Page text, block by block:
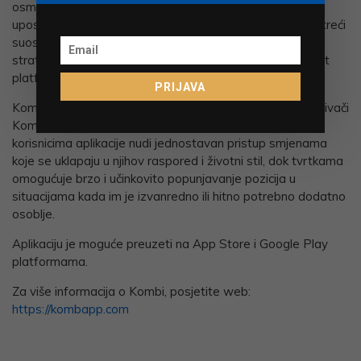
osmislili aplikaciju koja odgovara na te potrebe i
upostavljena je čvrsta poslovna strategija. Mladen, kao treći
suosnivač, zadužen je za upravljanje financijama, razvoj
strategije i prikupljanje potrebnih sredstava za daljnji rast
platforme.
Kombinacijom iskustava i razumijevanja tržišta rada, osnivači
Kombe su na hrvatsko tržište donijeli rješenje koje
korisnicima aplikacije nudi jednostavan pristup smjenama
koje se uklapaju u njihov raspored i životni stil, dok tvrtkama
omogućuje brzo i učinkovito popunjavanje pozicija u
situacijama kada im je izvanredno ili hitno potrebno dodatno
osoblje.
Aplikaciju je moguće preuzeti na App Store i Google Play
platformama.
Za više informacija o Kombi, posjetite web:
https://kombapp.com
PRIJAVA